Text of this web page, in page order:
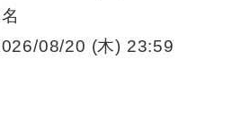
08/20 (木) 23:59